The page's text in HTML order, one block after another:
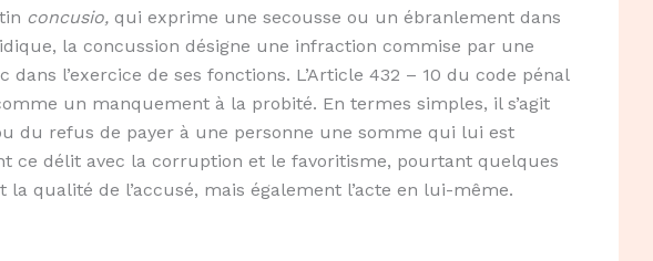
concusio,qui exprime une secousse ou un ébranlement dans
la concussion désigne une infraction commise par une
l’exercice de ses fonctions. L’Article 432 – 10 du code pénal
un manquement à la probité. En termes simples, il s’agit
du refus de payer à une personne une somme qui lui est
ce délit avec la corruption et le favoritisme, pourtant quelques
qualité de l’accusé, mais également l’acte en lui-même.